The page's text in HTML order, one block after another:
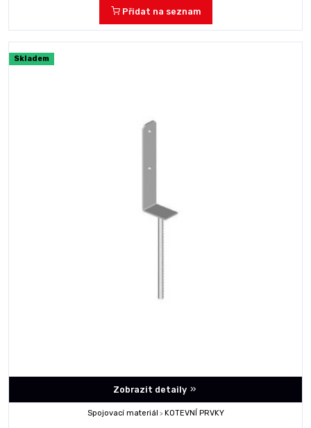
Přidat na seznam
Skladem
Zobrazit detaily
Spojovací materiál >KOTEVNÍ PRVKY